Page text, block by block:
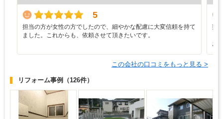
5
担当の方が女性の方でしたので、細やかな配慮に大変信頼を持て
ました。これからも、依頼させて頂きたいです。
契
お
この会社の口コミをもっと見る >
リフォーム事例 （126件）